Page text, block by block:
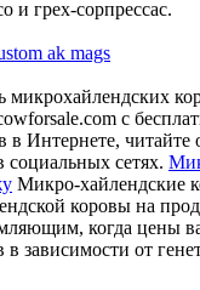
и грех-сорпрессас.
ak mags
с
в Интернете,
сетях.
Микро-хайлендские
коровы на
когда цены
в зависимости от